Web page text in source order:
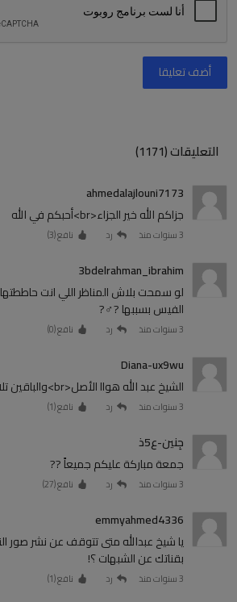
أضف تعليقا
التعليقات (1171)
ahmedalajlouni7173
جزاكم الله خير الجزاء<br>أحبكم في الله
3 سنوات منذ رد نافع (3
)
3bdelrahman_ibrahim
لو سمحت بلاش المناظر اللي انت
الفيس بسببها ?‍♂️?
3 سنوات منذ رد نافع (0
)
Diana-ux9wu
الشيخ عبد الله هواا الأصل<br>والباقين تلاميذ فــــ الفصل
3 سنوات منذ رد نافع (1
)
جِنين-ع5ذ
جمعة مباركة عليكم جميعاً ??
3 سنوات منذ رد نافع (27
)
emmyahmed4336
يا شيخ عبدالله متى تتوقف عن نشر صور
بقناتك عن الشبهات ؟!
3 سنوات منذ رد نافع (1
)